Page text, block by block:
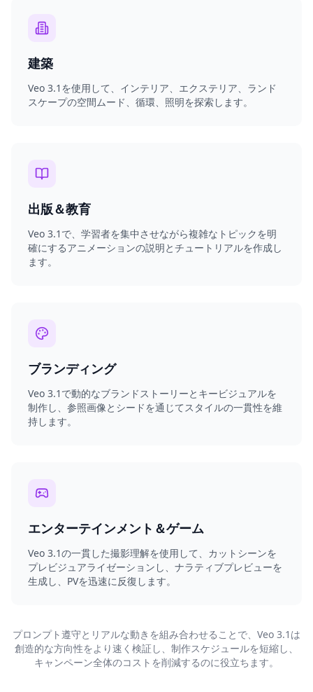
建築
Veo 3.1を使用して、インテリア、エクステリア、ランド
スケープの空間ムード、循環、照明を探索します。
出版＆教育
Veo 3.1で、学習者を集中させながら複雑なトピックを明
確にするアニメーションの説明とチュートリアルを作成し
ます。
ブランディング
Veo 3.1で動的なブランドストーリーとキービジュアルを
制作し、参照画像とシードを通じてスタイルの一貫性を維
持します。
エンターテインメント＆ゲーム
Veo 3.1の一貫した撮影理解を使用して、カットシーンを
プレビジュアライゼーションし、ナラティブプレビューを
生成し、PVを迅速に反復します。
プロンプト遵守とリアルな動きを組み合わせることで、Veo 3.1は
創造的な方向性をより速く検証し、制作スケジュールを短縮し、
キャンペーン全体のコストを削減するのに役立ちます。